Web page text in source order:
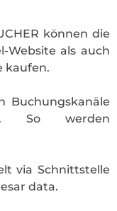
können die
Website als auch
kaufen.
Buchungskanäle
So werden
via Schnittstelle
data.